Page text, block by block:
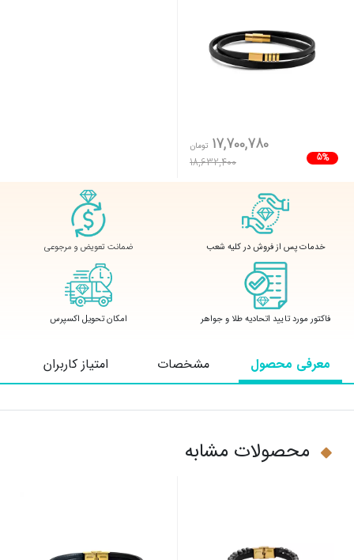
5%
17,700,780 تومان
18,632,400
خدمات پس از فروش در کلیه شعب ضمانت تعویض و مرجوعی
فاکتور مورد تایید اتحادیه طلا و جواهر امکان تحویل اکسپرس
معرفی محصول مشخصات امتیاز کاربران
محصولات مشابه